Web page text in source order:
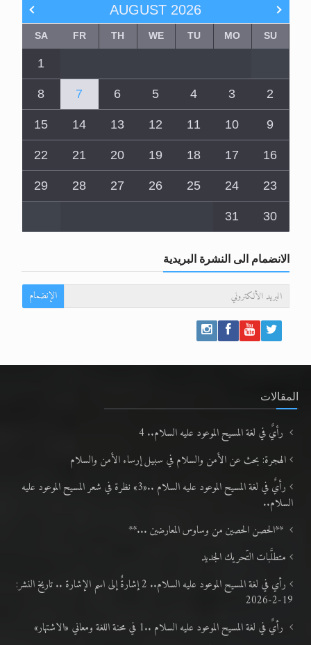
AUGUST 2026
SU
MO
TU
WE
TH
FR
SA
1
2
3
4
5
6
7
8
9
10
11
12
13
14
15
16
17
18
19
20
21
22
23
24
25
26
27
28
29
30
31
الانضمام الى النشرة البريدية
الإنضمام
المقالات
رأيٌ في لغة المسيح الموعود عليه السلام.. 4
الهجرة: بحث عن الأمن والسلام في سبيل إرساء الأمن والسلام
رأيٌ في لغة المسيح الموعود عليه السلام ..«3» نظرة في شعر المسيح الموعود عليه
السلام..
**الحصن الحصين من وساوس المعارضين ...**
متطلَّبات التّحريك الجديد
رأي في لغة المسيح الموعود عليه السلام.. 2 إشارةٌ إلى اسم الإشارة .. تاريخ النشر:
19-2-2026
رأيٌ في لغة المسيح الموعود عليه السلام ..1 في محنة اللغة ومعاني «الاشتهار»